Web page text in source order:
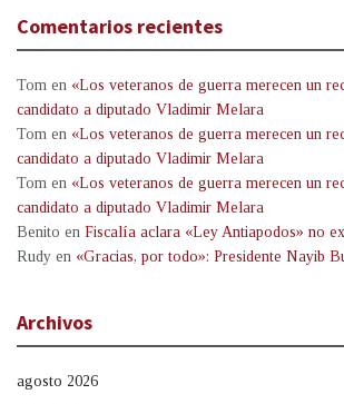
Comentarios recientes
Tom en «Los veteranos de guerra merecen un
candidato a diputado Vladimir Melara
Tom en «Los veteranos de guerra merecen un
candidato a diputado Vladimir Melara
Tom en «Los veteranos de guerra merecen un
candidato a diputado Vladimir Melara
Benito en Fiscalía aclara «Ley Antiapodos» no
Rudy en «Gracias, por todo»: Presidente Nayib
Archivos
agosto 2026